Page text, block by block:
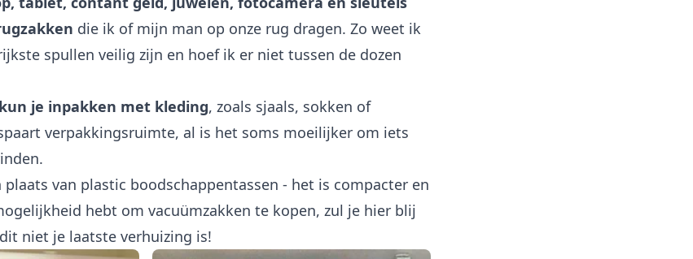
die ik of mijn man op onze rug dragen. Zo weet ik
spullen veilig zijn en hoef ik er niet tussen de dozen
je inpakken met kleding, zoals sjaals, sokken of
verpakkingsruimte, al is het soms moeilijker om iets
plaats van plastic boodschappentassen - het is compacter en
hebt om vacuümzakken te kopen, zul je hier blij
niet je laatste verhuizing is!